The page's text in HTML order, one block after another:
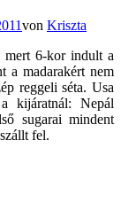
von Kriszta
mert 6-kor indult a
a madarakért nem
reggeli séta. Usa
kijáratnál: Nepál
sugarai mindent
fel.